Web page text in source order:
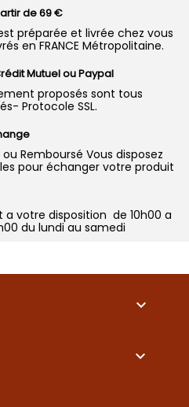
de 69 €
préparée et livrée chez vous
en FRANCE Métropolitaine.
Mutuel ou Paypal
proposés sont tous
Protocole SSL.
Remboursé Vous disposez
pour échanger votre produit
a votre disposition de 10h00 a
du lundi au samedi

